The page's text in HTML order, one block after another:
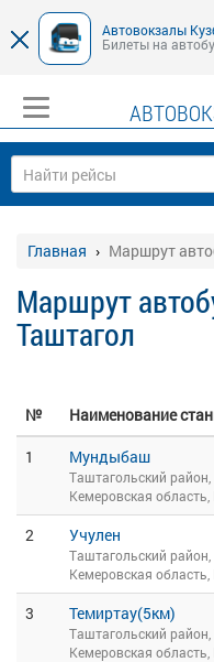
Автовокзалы
Билеты на
Главная Маршрут
Маршрут
Таштагол
№ Наименование
1
Мундыбаш
Таштагольский район,
Кемеровская область,
2 Учулен
Таштагольский район,
Кемеровская область,
3 Темиртау(5км)
Таштагольский район,
Кемеровская область,